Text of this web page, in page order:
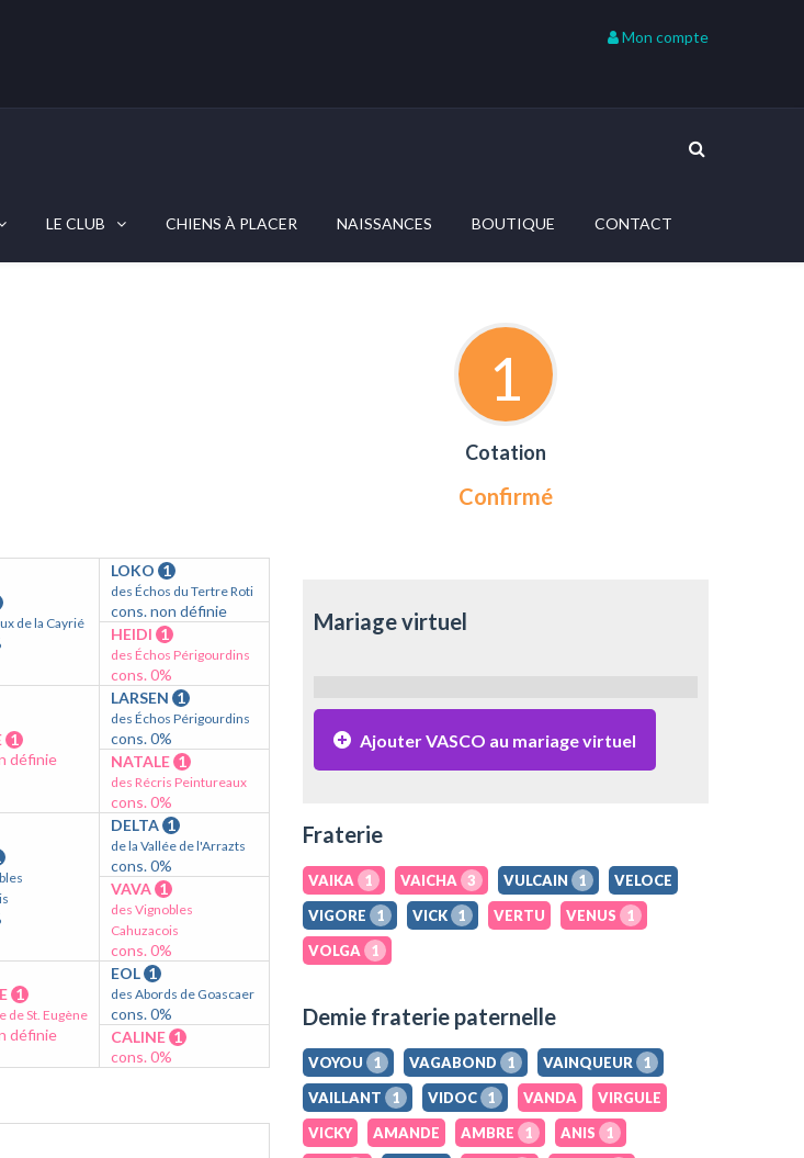
Mon compte
LE CLUB CHIENS À PLACER NAISSANCES BOUTIQUE CONTACT
de la Cayrié
LOKO 1
des Échos du Tertre Roti
cons. non définie
HEIDI 1
des Échos Périgourdins
cons. 0%
1
définie
LARSEN 1
des Échos Périgourdins
cons. 0%
NATALE 1
des Récris Peintureaux
cons. 0%
DELTA 1
de la Vallée de l'Arrazts
cons. 0%
VAVA 1
des Vignobles
Cahuzacois
cons. 0%
1
de St. Eugène
définie
EOL 1
des Abords de Goascaer
cons. 0%
CALINE 1
cons. 0%
1
Cotation
Confirmé
Mariage virtuel
Ajouter VASCO au mariage virtuel
Fraterie
VAIKA 1 VAICHA 3 VULCAIN 1
VELOCE
VIGORE
1 VICK 1 VERTU VENUS
1
VOLGA
1
Demie fraterie paternelle
VOYOU 1 VAGABOND 1 VAINQUEUR
1
VAILLANT
1 VIDOC 1 VANDA
VIRGULE
VICKY
AMANDE AMBRE 1 ANIS
1